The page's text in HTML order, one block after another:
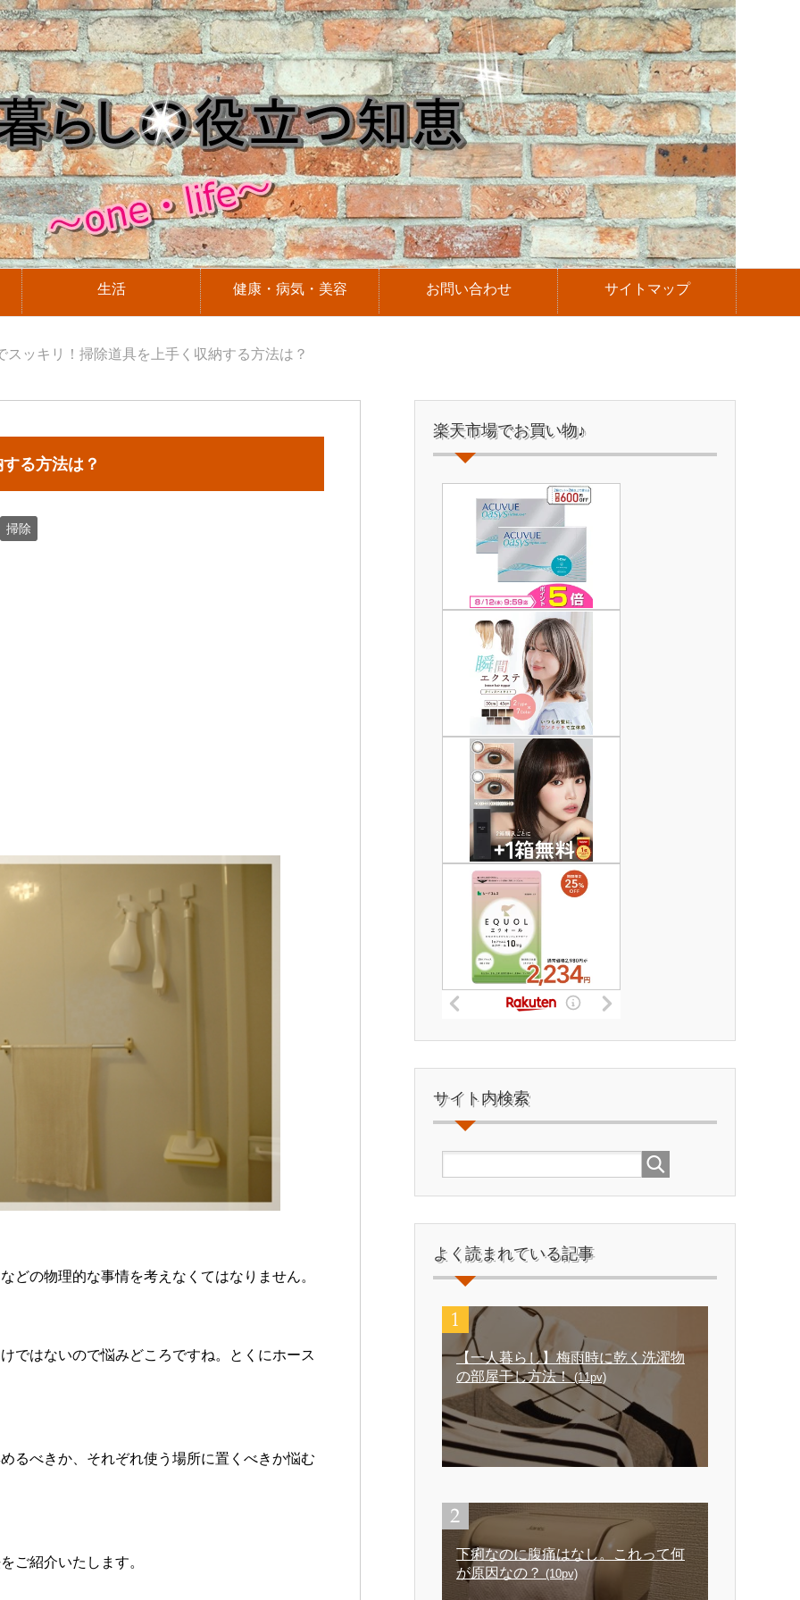
生活 健康・病気・美容 お問い合わせ サイトマップ
スッキリ！掃除道具を上手く収納する方法は？
る方法は？
掃除
どの物理的な事情を考えなくてはなりません。
ではないので悩みどころですね。とくにホース
るべきか、それぞれ使う場所に置くべきか悩む
ご紹介いたします。
楽天市場でお買い物♪
サイト内検索
よく読まれている記事
【一人暮らし】梅雨時に乾く洗濯物
の部屋干し方法！(11pv)
下痢なのに腹痛はなし。これって何
が原因なの？ (10pv)